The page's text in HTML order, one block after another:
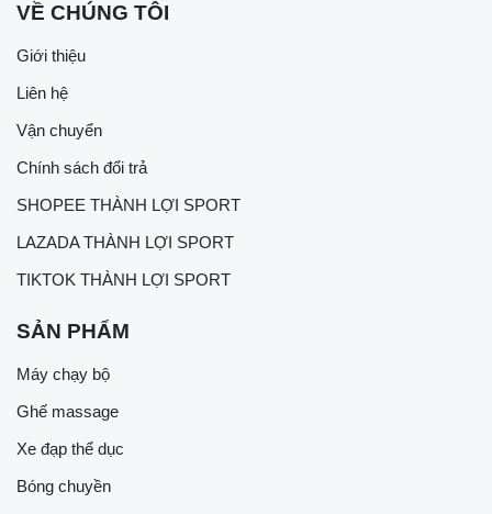
VỀ CHÚNG TÔI
Giới thiệu
Liên hệ
Vận chuyển
Chính sách đổi trả
SHOPEE THÀNH LỢI SPORT
LAZADA THÀNH LỢI SPORT
TIKTOK THÀNH LỢI SPORT
SẢN PHẨM
Máy chạy bộ
Ghế massage
Xe đạp thể dục
Bóng chuyền